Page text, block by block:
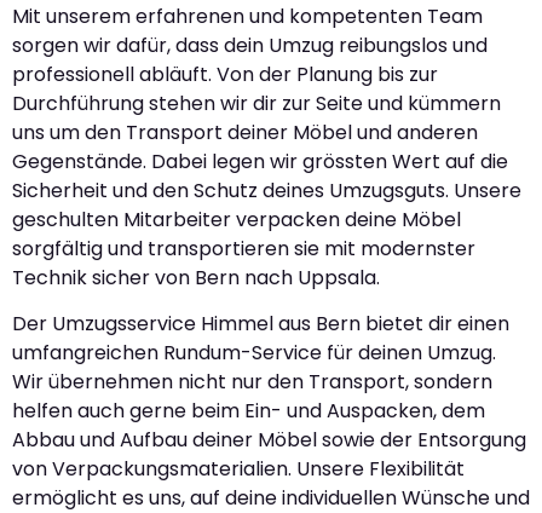
Mit unserem erfahrenen und kompetenten Team
sorgen wir dafür, dass dein Umzug reibungslos und
professionell abläuft. Von der Planung bis zur
Durchführung stehen wir dir zur Seite und kümmern
uns um den Transport deiner Möbel und anderen
Gegenstände. Dabei legen wir grössten Wert auf die
Sicherheit und den Schutz deines Umzugsguts. Unsere
geschulten Mitarbeiter verpacken deine Möbel
sorgfältig und transportieren sie mit modernster
Technik sicher von Bern nach Uppsala.
Der Umzugsservice Himmel aus Bern bietet dir einen
umfangreichen Rundum-Service für deinen Umzug.
Wir übernehmen nicht nur den Transport, sondern
helfen auch gerne beim Ein- und Auspacken, dem
Abbau und Aufbau deiner Möbel sowie der Entsorgung
von Verpackungsmaterialien. Unsere Flexibilität
ermöglicht es uns, auf deine individuellen Wünsche und